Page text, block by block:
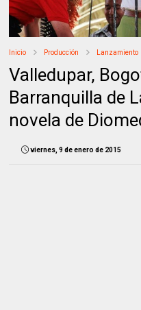
Inicio Producción Lanzamiento
Valledupar,
Barranquilla de
novela de
viernes, 9 de enero de 2015